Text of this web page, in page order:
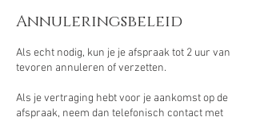
Annuleringsbeleid
Als echt nodig, kun je je afspraak tot 2 uur van
tevoren annuleren of verzetten.
Als je vertraging hebt voor je aankomst op de
afspraak, neem dan telefonisch contact met